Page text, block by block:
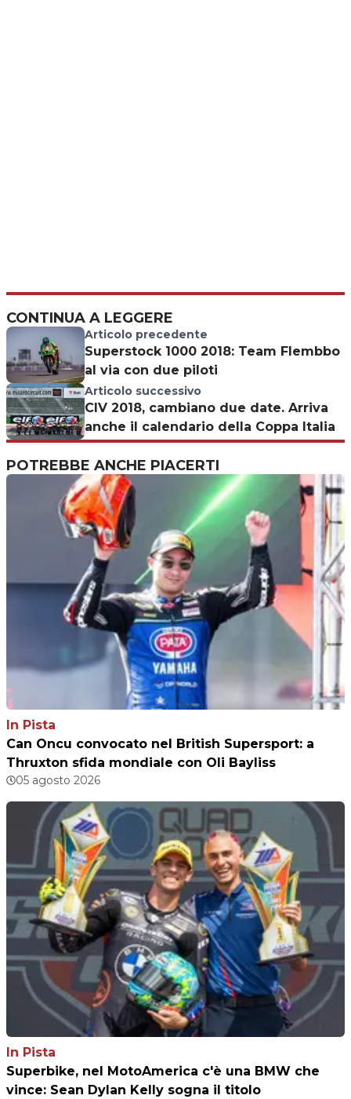
CONTINUA A LEGGERE
Articolo precedente
Superstock 1000 2018: Team Flembbo
al via con due piloti
Articolo successivo
CIV 2018, cambiano due date. Arriva
anche il calendario della Coppa Italia
POTREBBE ANCHE PIACERTI
In Pista
Can Oncu convocato nel British Supersport: a
Thruxton sfida mondiale con Oli Bayliss
05 agosto 2026
In Pista
Superbike, nel MotoAmerica c'è una BMW che
vince: Sean Dylan Kelly sogna il titolo